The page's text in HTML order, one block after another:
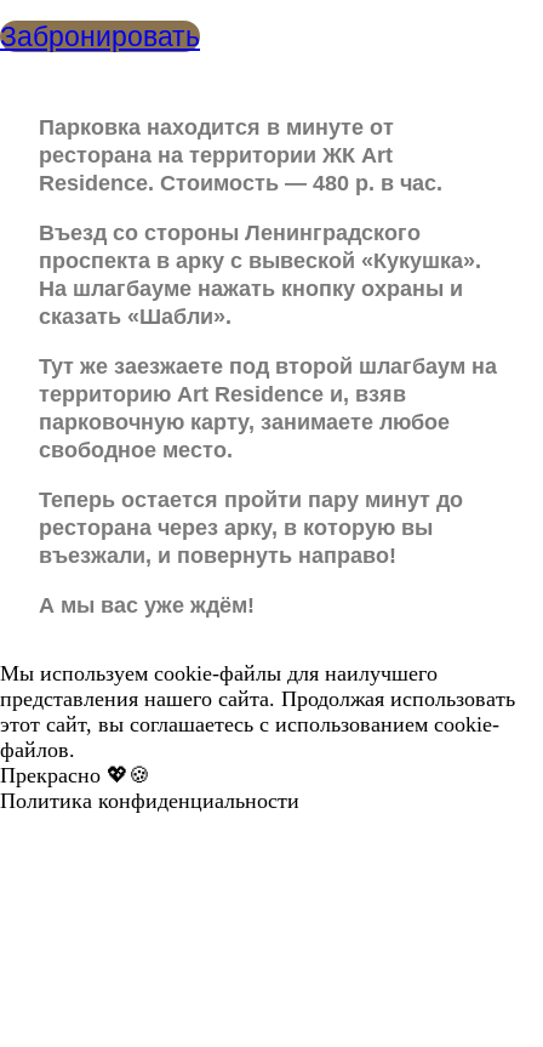
Забронировать
Парковка находится в минуте от
ресторана на территории ЖК Art
Residence. Стоимость — 480 р. в час.
Въезд со стороны Ленинградского
проспекта в арку с вывеской «Кукушка».
На шлагбауме нажать кнопку охраны и
сказать «Шабли».
Тут же заезжаете под второй шлагбаум на
территорию Art Residence и, взяв
парковочную карту, занимаете любое
свободное место.
Теперь остается пройти пару минут до
ресторана через арку, в которую вы
въезжали, и повернуть направо!
А мы вас уже ждём!
Мы используем cookie-файлы для наилучшего
представления нашего сайта. Продолжая использовать
этот сайт, вы соглашаетесь с использованием cookie-
файлов.
Прекрасно 💖🍪
Политика конфиденциальности